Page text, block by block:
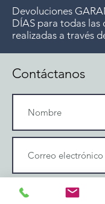
Devoluciones
DÍAS para todas las
realizadas a través
Contáctanos